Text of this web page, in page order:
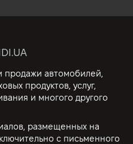
продажи автомобилей,
продуктов, услуг,
и многого другого
размещенных на
с письменного